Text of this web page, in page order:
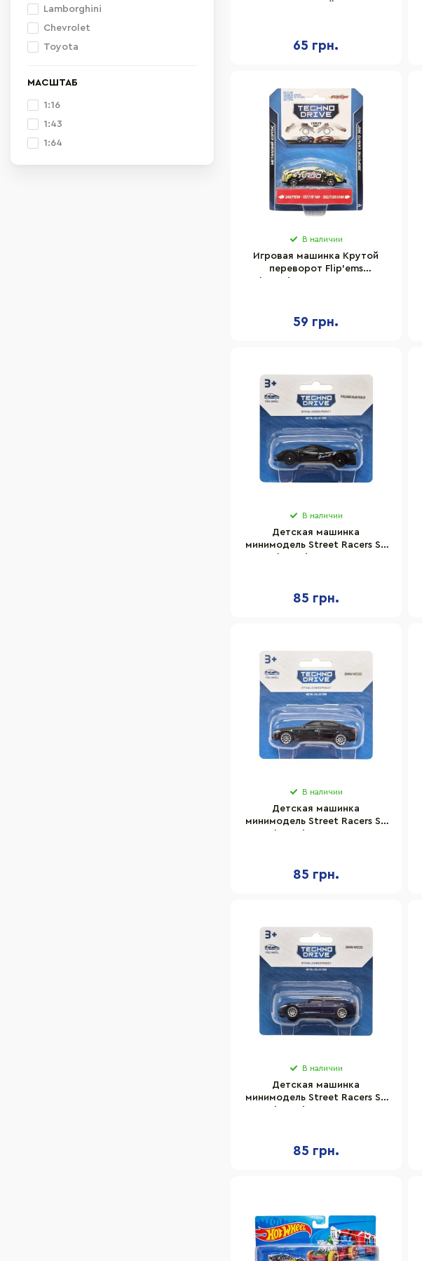
Lamborghini
Chevrolet
Toyota
МАСШТАБ
1:16
1:43
1:64
65 грн.
В наличии
Игровая машинка Крутой
переворот Flip'ems
59 грн.
В наличии
Детская машинка
минимодель Street Racers S2
85 грн.
В наличии
Детская машинка
минимодель Street Racers S2
85 грн.
В наличии
Детская машинка
минимодель Street Racers S2
85 грн.